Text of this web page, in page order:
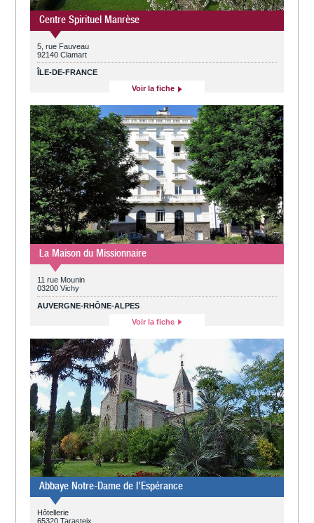
Centre Spirituel Manrèse
5, rue Fauveau
92140 Clamart
ÎLE-DE-FRANCE
Voir la fiche
La Maison du Missionnaire
11 rue Mounin
03200 Vichy
AUVERGNE-RHÔNE-ALPES
Voir la fiche
Abbaye Notre-Dame de l'Espérance
Hôtellerie
65320 Tarasteix